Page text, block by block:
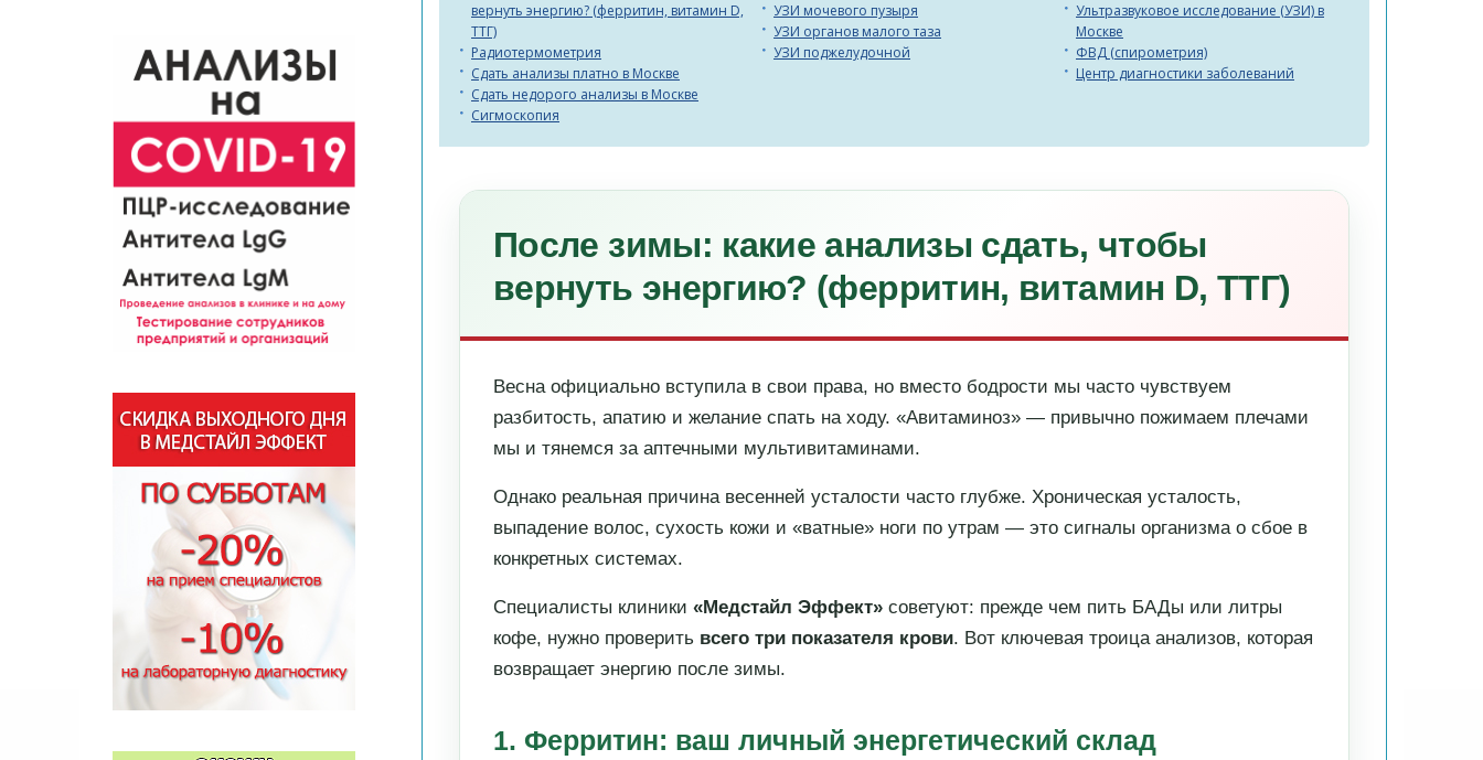
вернуть энергию? (ферритин, витамин D,
ТТГ)
Радиотермометрия
Сдать анализы платно в Москве
Сдать недорого анализы в Москве
Сигмоскопия
УЗИ мочевого пузыря
УЗИ органов малого таза
УЗИ поджелудочной
Ультразвуковое исследование (УЗИ) в
Москве
ФВД (спирометрия)
Центр диагностики заболеваний
После зимы: какие анализы сдать, чтобы
вернуть энергию? (ферритин, витамин D, ТТГ)
Весна официально вступила в свои права, но вместо бодрости мы часто чувствуем
разбитость, апатию и желание спать на ходу. «Авитаминоз» — привычно пожимаем плечами
мы и тянемся за аптечными мультивитаминами.
Однако реальная причина весенней усталости часто глубже. Хроническая усталость,
выпадение волос, сухость кожи и «ватные» ноги по утрам — это сигналы организма о сбое в
конкретных системах.
Специалисты клиники «Медстайл Эффект» советуют: прежде чем пить БАДы или литры
кофе, нужно проверить всего три показателя крови. Вот ключевая троица анализов, которая
возвращает энергию после зимы.
1. Ферритин: ваш личный энергетический склад